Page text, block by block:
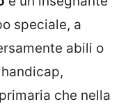
speciale, a
abili o
primaria che nella